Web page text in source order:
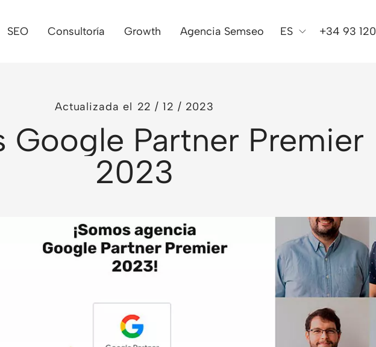
+34 93
ES
SEO Consultoría Growth Agencia Semseo
Actualizada el 22 / 12 / 2023
Google Partner Premier
2023